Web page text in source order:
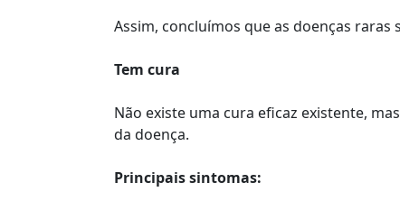
Assim, concluímos que as doenças
Tem cura
Não existe uma cura eficaz existente,
da doença.
Principais sintomas: